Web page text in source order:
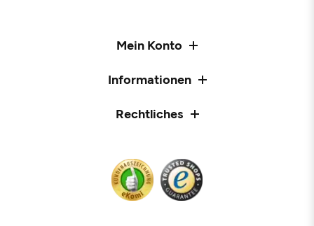
Mein Konto
Informationen
Rechtliches